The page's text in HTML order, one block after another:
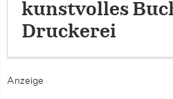
kunstvolles
Druckerei
Anzeige